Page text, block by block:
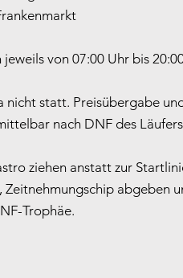
von 07:00 Uhr bis
statt. Preisübergabe
nach DNF des
ziehen anstatt zur
abgeben
Trophäe.